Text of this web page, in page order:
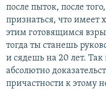
после пыток, после
признаться, что имеет
этим готовящимся
тогда ты станешь
и сядешь на 20 лет.
абсолютно
причастности к этому